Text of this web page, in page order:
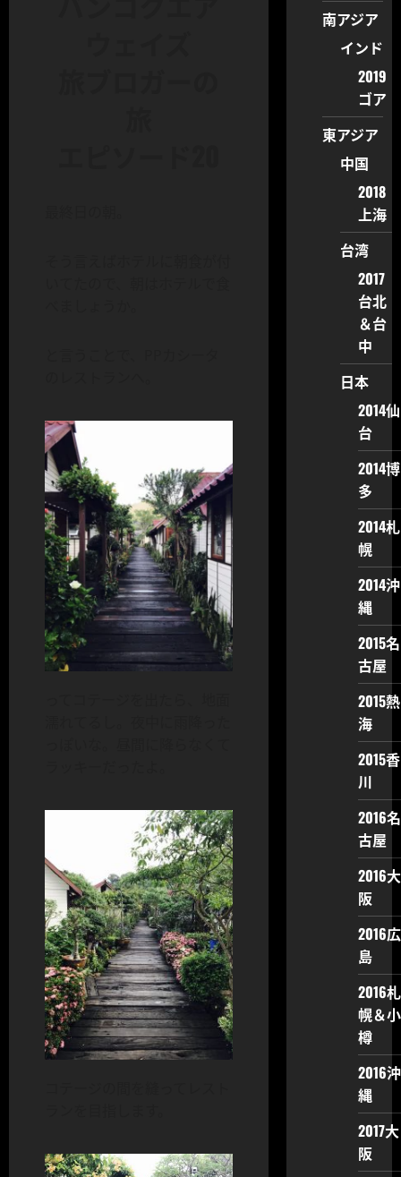
南アジア
インド
2019
ゴア
東アジア
中国
2018
上海
台湾
2017
台北
＆台
中
日本
2014仙
台
2014博
多
2014札
幌
2014沖
縄
2015名
古屋
2015熱
海
2015香
川
2016名
古屋
2016大
阪
2016広
島
2016札
幌＆小
樽
2016沖
縄
2017大
阪